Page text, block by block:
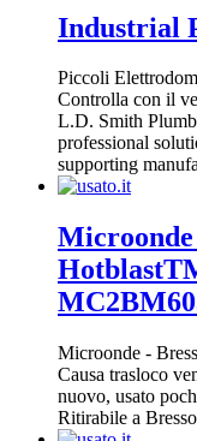
Industrial
Piccoli
Controlla con il
L.D. Smith
professional
supporting
Microonde
Microonde -
Causa trasloco
nuovo, usato
Ritirabile a